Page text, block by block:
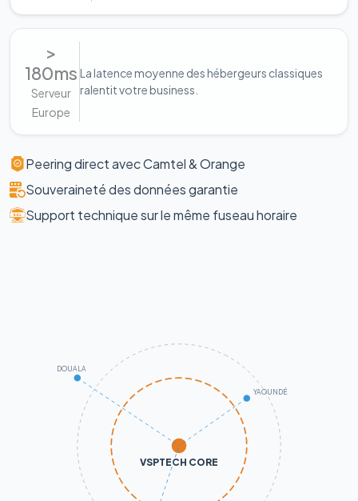
>
180ms
Serveur
Europe
La latence moyenne des hébergeurs classiques
ralentit votre business.
Peering direct avec Camtel & Orange
Souveraineté des données garantie
Support technique sur le même fuseau horaire
VSPTECH CORE
DOUALA
YAOUNDÉ